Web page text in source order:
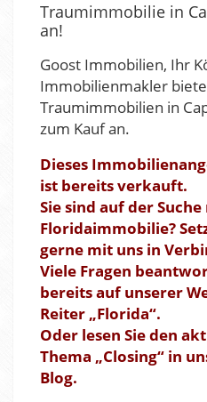
Traumimmobilie in
an!
Goost Immobilien, Ihr
Immobilienmakler
Traumimmobilien in
zum Kauf an.
Dieses
ist bereits verkauft.
Sie sind auf der
Floridaimmobilie?
gerne mit uns in
Viele Fragen
bereits auf unserer
Reiter „Florida“.
Oder lesen Sie den
Thema „Closing“ in
Blog.